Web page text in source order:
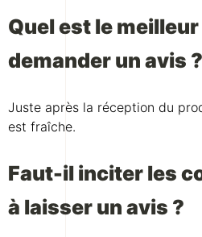
Quel est le
demander un avis ?
Juste après la réception du
est fraîche.
Faut-il inciter les
à laisser un avis ?